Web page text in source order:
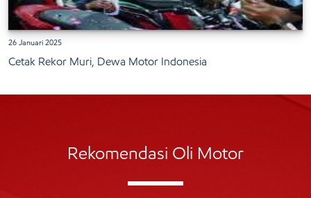
26 Januari 2025
Cetak Rekor Muri, Dewa Motor Indonesia
Rekomendasi Oli Motor